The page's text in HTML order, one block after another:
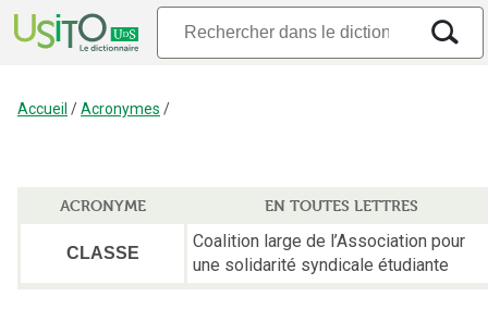
Accueil /Acronymes /
ACRONYME EN TOUTES LETTRES
CLASSE
Coalition large de l’Association pour
une solidarité syndicale étudiante